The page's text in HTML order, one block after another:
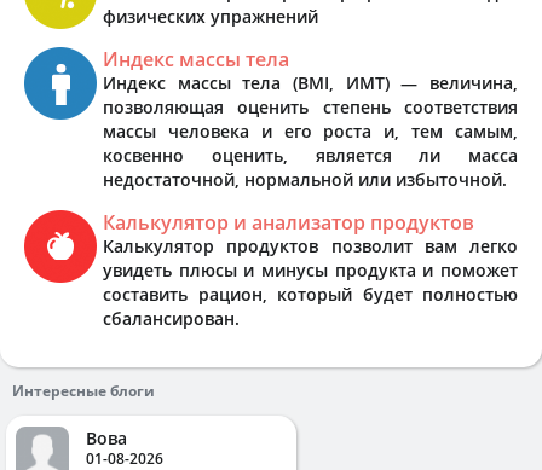
физических упражнений
Индекс массы тела
Индекс массы тела (BMI, ИМТ) — величина,
позволяющая оценить степень соответствия
массы человека и его роста и, тем самым,
косвенно оценить, является ли масса
недостаточной, нормальной или избыточной.
Калькулятор и анализатор продуктов
Калькулятор продуктов позволит вам легко
увидеть плюсы и минусы продукта и поможет
составить рацион, который будет полностью
сбалансирован.
Интересные блоги
Вова
01-08-2026